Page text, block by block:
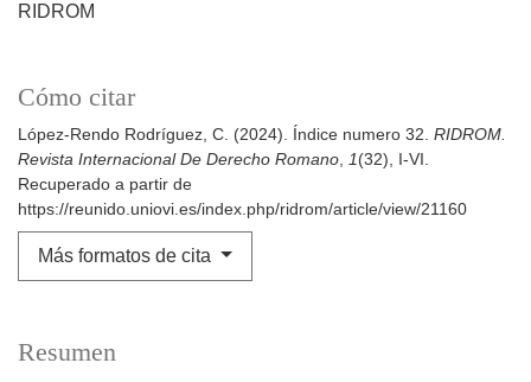
RIDROM
Cómo citar
López-Rendo Rodríguez, C. (2024). Índice numero 32. RIDROM.
Revista Internacional De Derecho Romano, 1(32), I-VI.
Recuperado a partir de
https://reunido.uniovi.es/index.php/ridrom/article/view/21160
Más formatos de cita
Resumen